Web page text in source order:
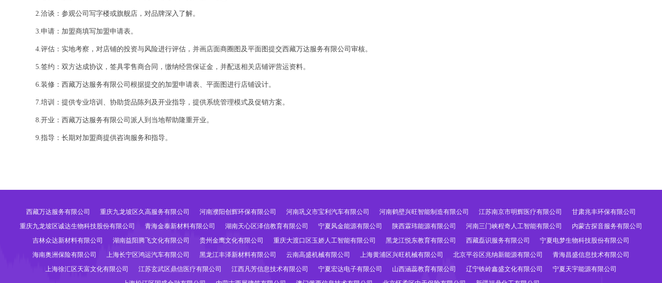
2.洽谈：参观公司写字楼或旗舰店，对品牌深入了解。
3.申请：加盟商填写加盟申请表。
4.评估：实地考察，对店铺的投资与风险进行评估，并画店面商圈图及平面图提交西藏万达服务有限公司审核。
5.签约：双方达成协议，签具零售商合同，缴纳经营保证金，并配送相关店铺评营运资料。
6.装修：西藏万达服务有限公司根据提交的加盟申请表、平面图进行店铺设计。
7.培训：提供专业培训、协助货品陈列及开业指导，提供系统管理模式及促销方案。
8.开业：西藏万达服务有限公司派人到当地帮助隆重开业。
9.指导：长期对加盟商提供咨询服务和指导。
西藏万达服务有限公司 重庆九龙坡区久高服务有限公司 河南濮阳创辉环保有限公司 河南巩义市宝利汽车有限公司 河南鹤壁兴旺智能制造有限公司 江苏南京市明辉医疗有限公司
甘肃兆丰环保有限公司
重庆九龙坡区诚达生物科技股份有限公司
青海金泰新材料有限公司 湖南天心区泽信教育有限公司 宁夏风金能源有限公司 陕西霖玮能源有限公司 河南三门峡程奇人工智能有限公司
内蒙古探音服务有限公司
吉林众达新材料有限公司
湖南益阳腾飞文化有限公司 贵州金鹰文化有限公司 重庆大渡口区玉娇人工智能有限公司 黑龙江悦东教育有限公司 西藏磊识服务有限公司
宁夏电梦生物科技股份有限公司
海南奥洲保险有限公司
上海长宁区鸿运汽车有限公司 黑龙江丰泽新材料有限公司 云南高盛机械有限公司 上海黄浦区兴旺机械有限公司 北京平谷区兆纳新能源有限公司
青海昌盛信息技术有限公司
上海徐汇区天富文化有限公司
江苏玄武区鼎信医疗有限公司 江西凡芳信息技术有限公司 宁夏宏达电子有限公司 山西涵蕊教育有限公司 辽宁铁岭鑫盛文化有限公司
宁夏天宇能源有限公司